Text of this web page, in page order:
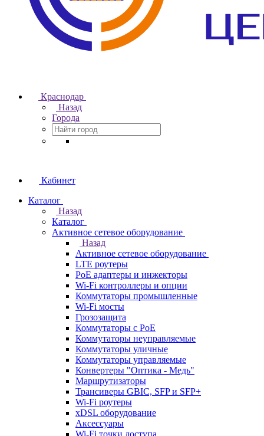
Краснодар
Назад
Города
Кабинет
Каталог
Назад
Каталог
Активное сетевое оборудование
Назад
Активное сетевое оборудование
LTE роутеры
PoE адаптеры и инжекторы
Wi-Fi контроллеры и опции
Коммутаторы промышленные
Wi-Fi мосты
Грозозащита
Коммутаторы c PoE
Коммутаторы неуправляемые
Коммутаторы уличные
Коммутаторы управляемые
Конвертеры "Оптика - Медь"
Маршрутизаторы
Трансиверы GBIC, SFP и SFP+
Wi-Fi роутеры
xDSL оборудование
Аксессуары
Wi-Fi точки доступа